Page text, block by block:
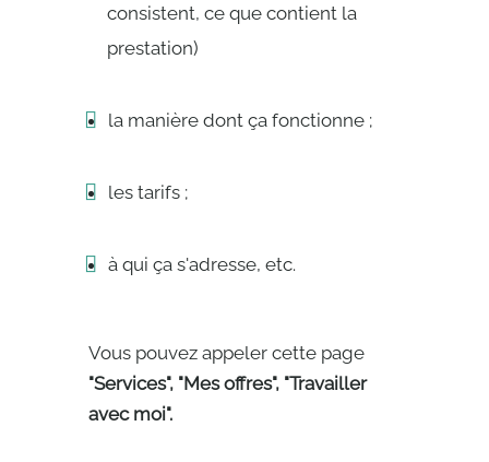
consistent, ce que contient la
prestation)
la manière dont ça fonctionne ;
les tarifs ;
à qui ça s'adresse, etc.
Vous pouvez appeler cette page
"Services", "Mes offres", "Travailler
avec moi".